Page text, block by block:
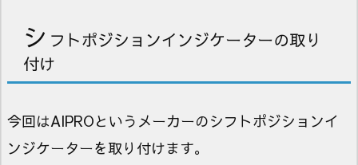
シ フトポジションインジケーターの取り
付け
今回はAIPROというメーカーのシフトポジションイ
ンジケーターを取り付けます。